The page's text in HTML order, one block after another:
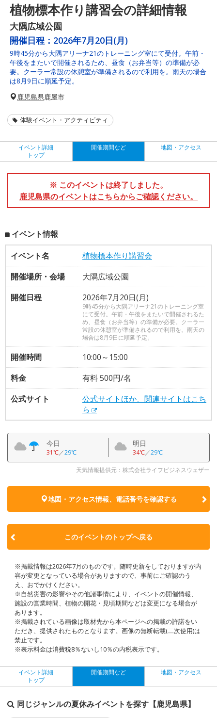
植物標本作り講習会の詳細情報
大隅広域公園
開催日程： 2026年7月20日(月)
9時45分から大隅アリーナ21のトレーニング室にて受付。午前・
午後をまたいで開催されるため、昼食（お弁当等）の準備が必
要。クーラー常設の休憩室が準備されるので利用を。雨天の場合
は8月9日に順延予定。
鹿児島県鹿屋市
体験イベント・アクティビティ
イベント詳細
トップ
開催期間など 地図・アクセス
※ このイベントは終了しました。
鹿児島県のイベントはこちらからご確認ください。
イベント情報
イベント名
植物標本作り講習会
開催場所・会場
大隅広域公園
開催日程
2026年7月20日(月)
9時45分から大隅アリーナ21のトレーニング室
にて受付。午前・午後をまたいで開催されるた
め、昼食（お弁当等）の準備が必要。クーラー
常設の休憩室が準備されるので利用を。雨天の
場合は8月9日に順延予定。
開催時間
10:00～15:00
料金
有料 500円/名
公式サイト
公式サイトほか、関連サイトはこち
ら
今日
31℃／29℃
明日
34℃／29℃
天気情報提供元：株式会社ライフビジネスウェザー
地図・アクセス情報、電話番号を確認する
このイベントのトップへ戻る
※掲載情報は2026年7月のものです。随時更新をしておりますが内
容が変更となっている場合がありますので、事前にご確認のう
え、おでかけください。
※自然災害の影響やその他諸事情により、イベントの開催情報、
施設の営業時間、植物の開花・見頃期間などは変更になる場合が
あります。
※掲載されている画像は取材先から本ページへの掲載の許諾をい
ただき、提供されたものとなります。画像の無断転載(二次使用)は
禁止です。
※表示料金は消費税8％ないし10％の内税表示です。
イベント詳細
トップ
開催期間など 地図・アクセス
同じジャンルの夏休みイベントを探す【鹿児島県】